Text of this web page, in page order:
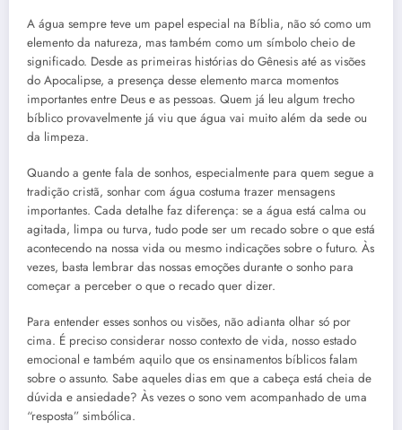
A água sempre teve um papel especial na Bíblia, não só como um
elemento da natureza, mas também como um símbolo cheio de
significado. Desde as primeiras histórias do Gênesis até as visões
do Apocalipse, a presença desse elemento marca momentos
importantes entre Deus e as pessoas. Quem já leu algum trecho
bíblico provavelmente já viu que água vai muito além da sede ou
da limpeza.
Quando a gente fala de sonhos, especialmente para quem segue a
tradição cristã, sonhar com água costuma trazer mensagens
importantes. Cada detalhe faz diferença: se a água está calma ou
agitada, limpa ou turva, tudo pode ser um recado sobre o que está
acontecendo na nossa vida ou mesmo indicações sobre o futuro. Às
vezes, basta lembrar das nossas emoções durante o sonho para
começar a perceber o que o recado quer dizer.
Para entender esses sonhos ou visões, não adianta olhar só por
cima. É preciso considerar nosso contexto de vida, nosso estado
emocional e também aquilo que os ensinamentos bíblicos falam
sobre o assunto. Sabe aqueles dias em que a cabeça está cheia de
dúvida e ansiedade? Às vezes o sono vem acompanhado de uma
“resposta” simbólica.